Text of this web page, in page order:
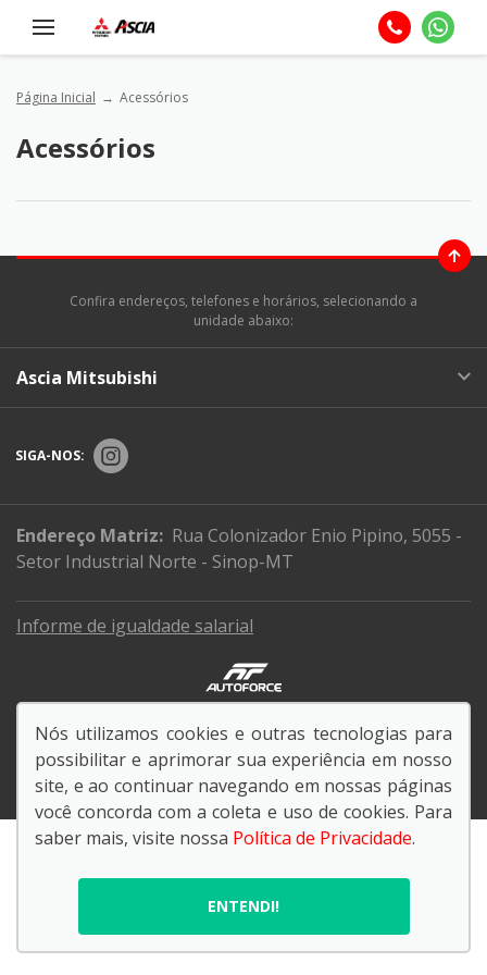
Página Inicial Acessórios
Acessórios
Confira endereços, telefones e horários, selecionando a
unidade abaixo:
Ascia Mitsubishi
SIGA-NOS:
Endereço Matriz: Rua Colonizador Enio Pipino, 5055 -
Setor Industrial Norte - Sinop-MT
Informe de igualdade salarial
AutoForce - Todos os direitos reservados.
Política de privacidade.
Nós utilizamos cookies e outras tecnologias para
possibilitar e aprimorar sua experiência em nosso
site, e ao continuar navegando em nossas páginas
você concorda com a coleta e uso de cookies. Para
saber mais, visite nossa Política de Privacidade.
ENTENDI!